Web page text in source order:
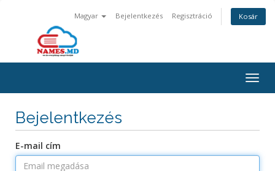
Magyar Bejelentkezés Regisztráció Kosár
Bejelentkezés
E-mail cím